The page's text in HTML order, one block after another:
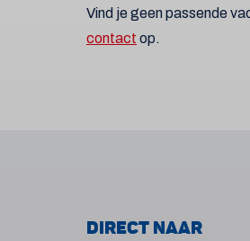
Vind je geen passende
contact op.
Direct naar